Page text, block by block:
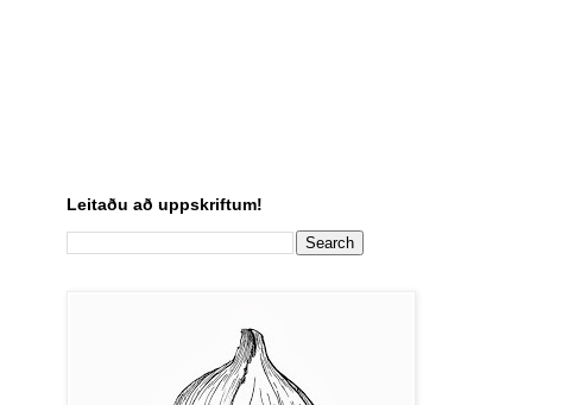
Leitaðu að uppskriftum!